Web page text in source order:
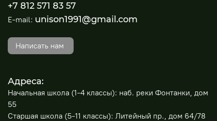
+7 812 571 83 57
E-mail: unison1991@gmail.com
Написать нам
Адреса:
Начальная школа (1-4 классы): наб. реки Фонтанки, дом
55
Старшая школа (5-11 классы): Литейный пр., дом 64/78